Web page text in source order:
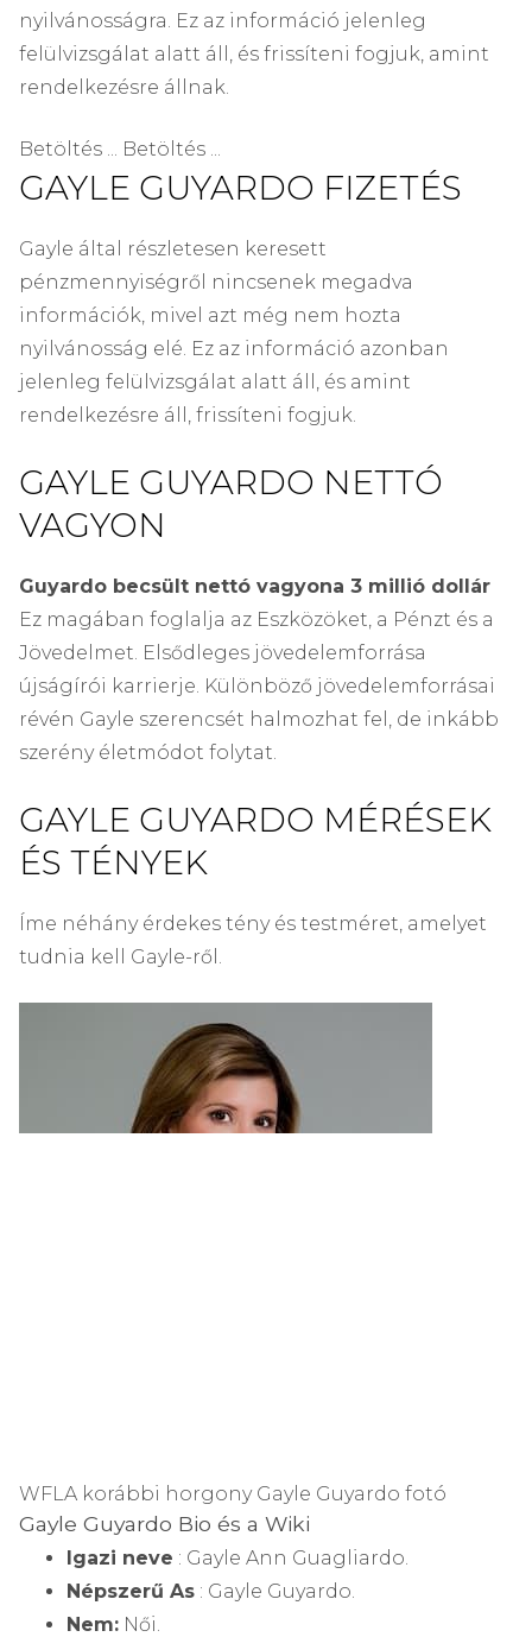
nyilvánosságra. Ez az információ jelenleg
felülvizsgálat alatt áll, és frissíteni fogjuk, amint
rendelkezésre állnak.
Betöltés ... Betöltés ...
GAYLE GUYARDO FIZETÉS
Gayle által részletesen keresett
pénzmennyiségről nincsenek megadva
információk, mivel azt még nem hozta
nyilvánosság elé. Ez az információ azonban
jelenleg felülvizsgálat alatt áll, és amint
rendelkezésre áll, frissíteni fogjuk.
GAYLE GUYARDO NETTÓ
VAGYON
Guyardo becsült nettó vagyona 3 millió dollár
Ez magában foglalja az Eszközöket, a Pénzt és a
Jövedelmet. Elsődleges jövedelemforrása
újságírói karrierje. Különböző jövedelemforrásai
révén Gayle szerencsét halmozhat fel, de inkább
szerény életmódot folytat.
GAYLE GUYARDO MÉRÉSEK
ÉS TÉNYEK
Íme néhány érdekes tény és testméret, amelyet
tudnia kell Gayle-ről.
WFLA korábbi horgony Gayle Guyardo fotó
Gayle Guyardo Bio és a Wiki
Igazi neve : Gayle Ann Guagliardo.
Népszerű As : Gayle Guyardo.
Nem: Női.